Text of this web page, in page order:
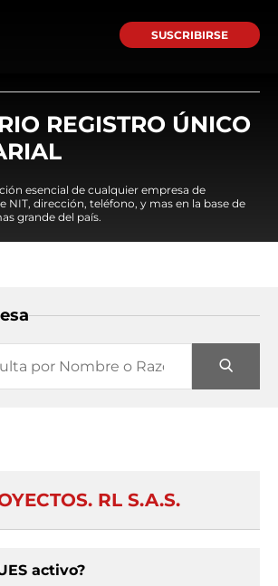
SUSCRIBIRSE
REGISTRO ÚNICO
esencial de cualquier empresa de
NIT, dirección, teléfono, y mas en la base de
grande del país.
RL S.A.S.
activo?